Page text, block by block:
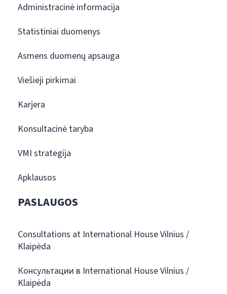
Administracinė informacija
Statistiniai duomenys
Asmens duomenų apsauga
Viešieji pirkimai
Karjera
Konsultacinė taryba
VMI strategija
Apklausos
PASLAUGOS
Consultations at International House Vilnius /
Klaipėda
Консультации в International House Vilnius /
Klaipėda